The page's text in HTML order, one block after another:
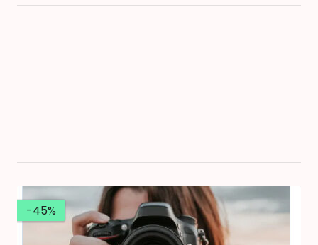
-45%